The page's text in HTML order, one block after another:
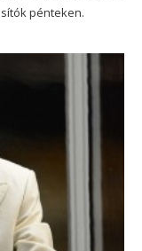
pénteken.